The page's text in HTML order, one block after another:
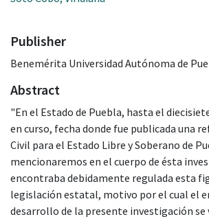
Publisher
Benemérita Universidad Autónoma de
Abstract
"En el Estado de Puebla, hasta el
en curso, fecha donde fue publicada una
Civil para el Estado Libre y Soberano de
mencionaremos en el cuerpo de ésta
encontraba debidamente regulada esta
legislación estatal, motivo por el cual el
desarrollo de la presente investigación